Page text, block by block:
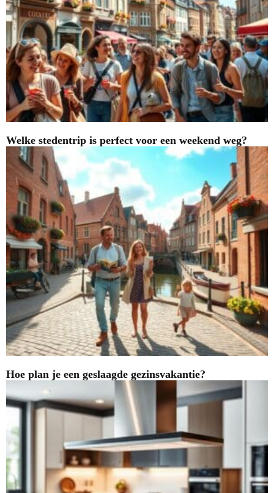
Welke stedentrip is perfect voor een weekend weg?
Hoe plan je een geslaagde gezinsvakantie?